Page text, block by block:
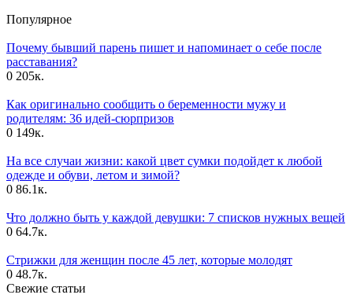
Популярное
Почему бывший парень пишет и напоминает о себе после
расставания?
0 205к.
Как оригинально сообщить о беременности мужу и
родителям: 36 идей-сюрпризов
0 149к.
На все случаи жизни: какой цвет сумки подойдет к любой
одежде и обуви, летом и зимой?
0 86.1к.
Что должно быть у каждой девушки: 7 списков нужных вещей
0 64.7к.
Стрижки для женщин после 45 лет, которые молодят
0 48.7к.
Свежие статьи